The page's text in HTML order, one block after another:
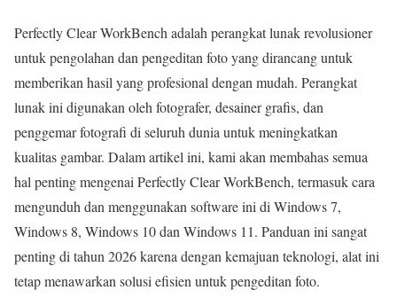
Perfectly Clear WorkBench adalah perangkat lunak revolusioner
untuk pengolahan dan pengeditan foto yang dirancang untuk
memberikan hasil yang profesional dengan mudah. Perangkat
lunak ini digunakan oleh fotografer, desainer grafis, dan
penggemar fotografi di seluruh dunia untuk meningkatkan
kualitas gambar. Dalam artikel ini, kami akan membahas semua
hal penting mengenai Perfectly Clear WorkBench, termasuk cara
mengunduh dan menggunakan software ini di Windows 7,
Windows 8, Windows 10 dan Windows 11. Panduan ini sangat
penting di tahun 2026 karena dengan kemajuan teknologi, alat ini
tetap menawarkan solusi efisien untuk pengeditan foto.